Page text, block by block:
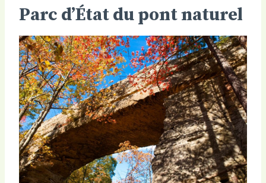
Parc d’État du pont naturel